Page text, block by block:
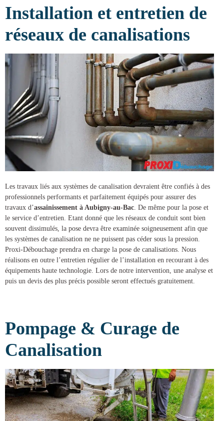
Installation et entretien de
réseaux de canalisations
Les travaux liés aux systèmes de canalisation devraient être confiés à des
professionnels performants et parfaitement équipés pour assurer des
travaux d’assainissement à Aubigny-au-Bac. De même pour la pose et
le service d’entretien. Etant donné que les réseaux de conduit sont bien
souvent dissimulés, la pose devra être examinée soigneusement afin que
les systèmes de canalisation ne ne puissent pas céder sous la pression.
Proxi-Débouchage prendra en charge la pose de canalisations. Nous
réalisons en outre l’entretien régulier de l’installation en recourant à des
équipements haute technologie. Lors de notre intervention, une analyse et
puis un devis des plus précis possible seront effectués gratuitement.
Pompage & Curage de
Canalisation